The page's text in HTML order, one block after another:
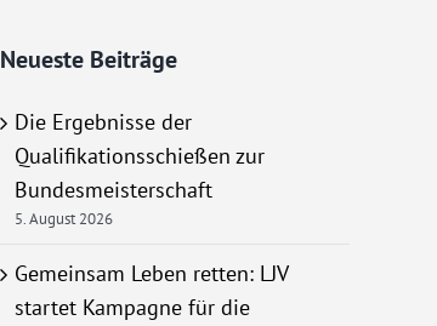
Neueste Beiträge
Die Ergebnisse der
Qualifikationsschießen zur
Bundesmeisterschaft
5. August 2026
Gemeinsam Leben retten: LJV
startet Kampagne für die